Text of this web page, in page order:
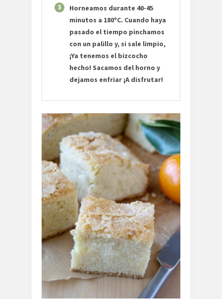
5
Horneamos durante 40-45
minutos a 180ºC. Cuando haya
pasado el tiempo pinchamos
con un palillo y, si sale limpio,
¡Ya tenemos el bizcocho
hecho! Sacamos del horno y
dejamos enfriar ¡A disfrutar!